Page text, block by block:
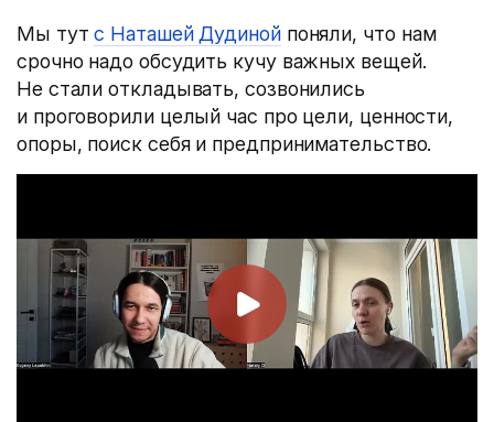
Мы тутс Наташей Дудинойпоняли, что нам
срочно надо обсудить кучу важных вещей.
Не стали откладывать, созвонились
и проговорили целый час про цели, ценности,
опоры, поиск себя и предпринимательство.